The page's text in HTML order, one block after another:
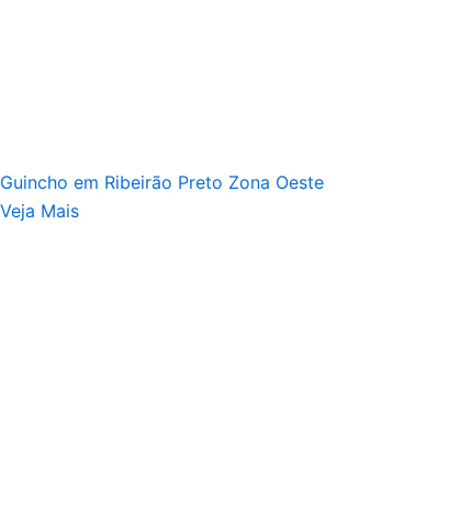
Guincho em Ribeirão Preto Zona Oeste
Veja Mais